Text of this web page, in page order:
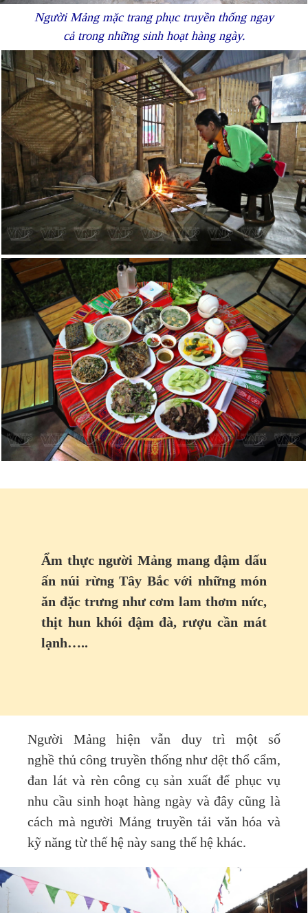
Người Mảng mặc trang phục truyền thống ngay
cả trong những sinh hoạt hàng ngày.
Ẩm thực người Mảng mang đậm dấu
ấn núi rừng Tây Bắc với những món
ăn đặc trưng như cơm lam thơm nức,
thịt hun khói đậm đà, rượu cần mát
lạnh…..
Người Mảng hiện vẫn duy trì một số
nghề thủ công truyền thống như dệt thổ cẩm,
đan lát và rèn công cụ sản xuất để phục vụ
nhu cầu sinh hoạt hàng ngày và đây cũng là
cách mà người Mảng truyền tải văn hóa và
kỹ năng từ thế hệ này sang thế hệ khác.